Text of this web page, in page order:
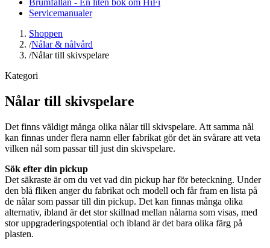
Servicemanualer
Shoppen
/Nålar & nålvård
/Nålar till skivspelare
Kategori
Nålar till skivspelare
Det finns väldigt många olika nålar till skivspelare. Att samma nål
kan finnas under flera namn eller fabrikat gör det än svårare att veta
vilken nål som passar till just din skivspelare.
Sök efter din pickup
Det säkraste är om du vet vad din pickup har för beteckning. Under
den blå fliken anger du fabrikat och modell och får fram en lista på
de nålar som passar till din pickup. Det kan finnas många olika
alternativ, ibland är det stor skillnad mellan nålarna som visas, med
stor uppgraderingspotential och ibland är det bara olika färg på
plasten.